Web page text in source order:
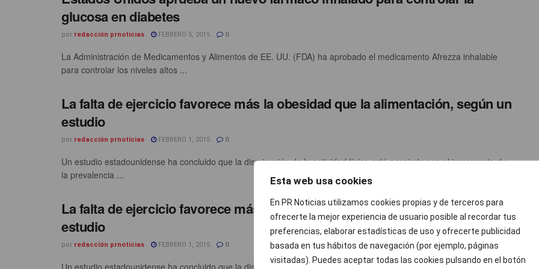
Esta web usa cookies
En PR Noticias utilizamos cookies propias y de terceros para
ofrecerte la mejor experiencia de usuario posible al recordar tus
preferencias, elaborar estadísticas de uso y ofrecerte publicidad
basada en tus hábitos de navegación (por ejemplo, páginas
visitadas). Puedes aceptar todas las cookies pulsando en el botón
glucosa en diabetes
por redacción prnoticias FEBRERO 5, 2015 0
La Administración de Medicamentos y Alimentos de EE. UU. (FDA) ha aprobado el medicamento Afrezza inhalable
para controlar los niveles altos ...
La falta de ejercicio favorece más la obesidad que la alimentación, según un
estudio
por redacción prnoticias FEBRERO 1, 2015 0
Un estudio estadounidense ha concluido que la disminución de la actividad física está asociada con el incremento de
la prevalencia ...
La falta de ejercicio favorece más la obesidad que la alimentación, según un
estudio
por redacción prnoticias FEBRERO 1, 2015 0
Un estudio estadounidense ha concluido que la disminución de la actividad física está asociada con el incremento de